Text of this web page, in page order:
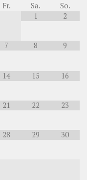
Fr. Sa.
So.
1
2
7 8 9
14 15 16
21 22 23
28 29 30